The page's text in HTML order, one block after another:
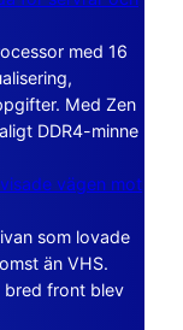
med 16
Med Zen
DDR4-minne
vägen mot
som lovade
än VHS.
bred front blev